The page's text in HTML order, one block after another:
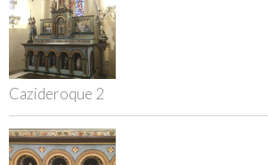
Cazideroque 2